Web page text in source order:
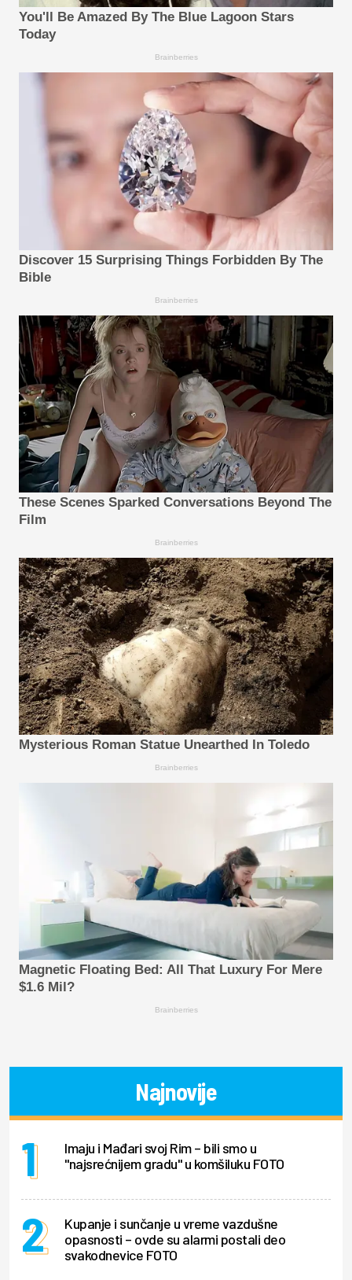
You'll Be Amazed By The Blue Lagoon Stars
Today
Brainberries
Discover 15 Surprising Things Forbidden By The
Bible
Brainberries
These Scenes Sparked Conversations Beyond The
Film
Brainberries
Mysterious Roman Statue Unearthed In Toledo
Brainberries
Magnetic Floating Bed: All That Luxury For Mere
$1.6 Mil?
Brainberries
Najnovije
Imaju i Mađari svoj Rim – bili smo u
"najsrećnijem gradu" u komšiluku FOTO
Kupanje i sunčanje u vreme vazdušne
opasnosti – ovde su alarmi postali deo
svakodnevice FOTO